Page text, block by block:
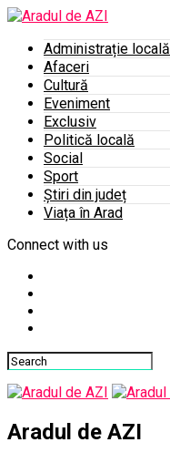
Administrație locală
Afaceri
Cultură
Eveniment
Exclusiv
Politică locală
Social
Sport
Știri din județ
Viața în Arad
Connect with us
Aradul de AZI